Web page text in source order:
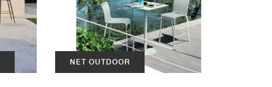
NET OUTDOOR